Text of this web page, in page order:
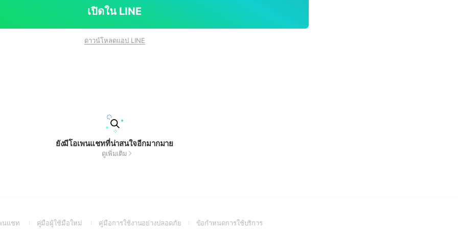
เปิดใน LINE
ดาวน์โหลดแอป LINE
ยังมีโอเพนแชทที่น่าสนใจอีกมากมาย
ดูเพิ่มเติม
นแชท
(Openคู่มือผู้ใช้มือใหม่
(Openคู่มือการใช้งานอย่างปลอดภัย(Openข้อกำหนดการใช้บริการ(Open